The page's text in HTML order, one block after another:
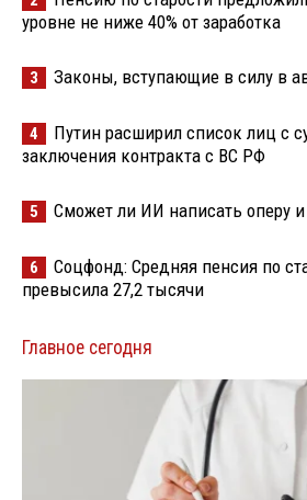
уровне не ниже 40% от заработка
3 Законы, вступающие в силу в
4
Путин расширил список лиц с
заключения контракта с ВС РФ
5 Сможет ли ИИ написать оперу
6
Соцфонд: Средняя пенсия по
превысила 27,2 тысячи
Главное сегодня